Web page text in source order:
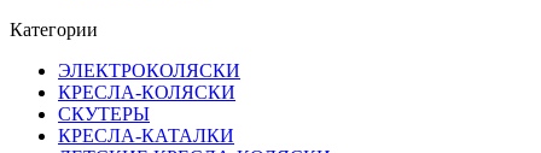
Категории
ЭЛЕКТРОКОЛЯСКИ
КРЕСЛА-КОЛЯСКИ
СКУТЕРЫ
КРЕСЛА-КАТАЛКИ